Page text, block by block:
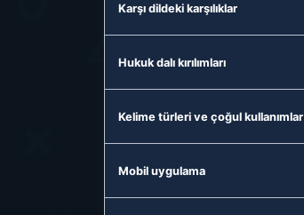
Karşı dildeki karşılıklar
Hukuk dalı kırılımları
Kelime türleri ve çoğul kullanımlar
Mobil uygulama